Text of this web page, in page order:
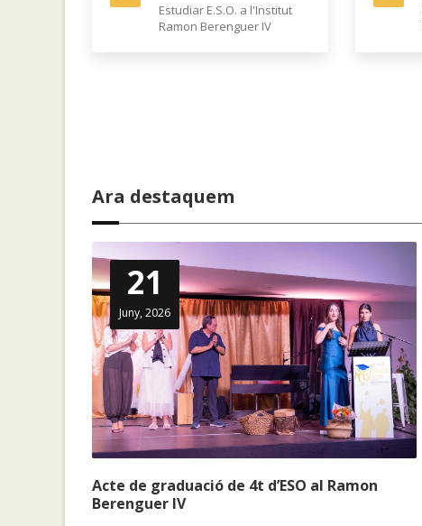
Estudiar E.S.O. a l'Institut
Ramon Berenguer IV
Ara destaquem
21
Juny, 2026
Acte de graduació de 4t d’ESO al Ramon
Berenguer IV